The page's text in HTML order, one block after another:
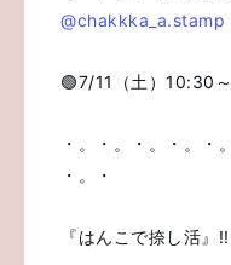
@chakkka_a.stamp
🟢7/11（土）10:30
・。・。・。・。・
・。・
『はんこで捺し活』